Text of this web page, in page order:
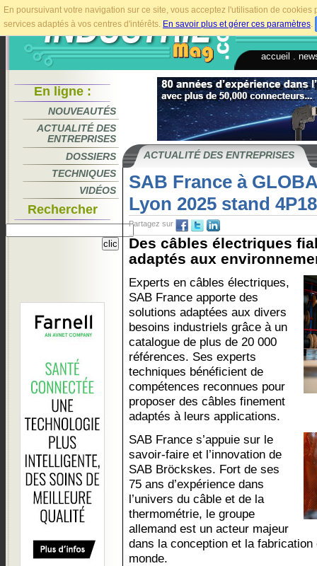
En poursuivant votre navigation sur ce site, vous acceptez l'utilisation de
services adaptés à vos centres d'intérêts. En savoir plus et gérer ces paramètres.
accueil
En ligne :
NOUVEAUTÉS
ACTUALITÉ DES
ENTREPRISES
DOSSIERS
TECHNIQUES
VIDÉOS
Rechercher
ACTUALITÉ DES ENTREPRISES
SAB France à
Lyon 2025 stand
Partagez sur
Des câbles électriques
adaptés aux
Experts en câbles électriques,
SAB France apporte des
solutions adaptées aux divers
besoins industriels grâce à un
catalogue de plus de 20 000
références. Ses experts
techniques bénéficient de
compétences reconnues pour
proposer des câbles finement
adaptés à leurs applications.
SAB France s’appuie sur le
savoir-faire et l’innovation de
SAB Bröckskes. Fort de ses
75 ans d’expérience dans
l’univers du câble et de la
thermométrie, le groupe
allemand est un acteur majeur
dans la conception et la
monde.